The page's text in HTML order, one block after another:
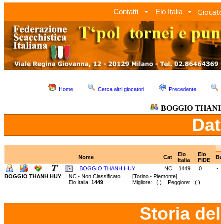
Contatti Elo Italia
Home Cerca altri giocatori Precedente
BOGGIO
Nome Cat
Elo
Italia
Elo
FIDE
BOGGIO THANH HUY
NC 1449 0
-
BOGGIO THANH HUY
NC - Non Classificato [Torino - Piemonte]
Elo Italia: 1449 Migliore: ( ) Peggiore: ( )
Storia